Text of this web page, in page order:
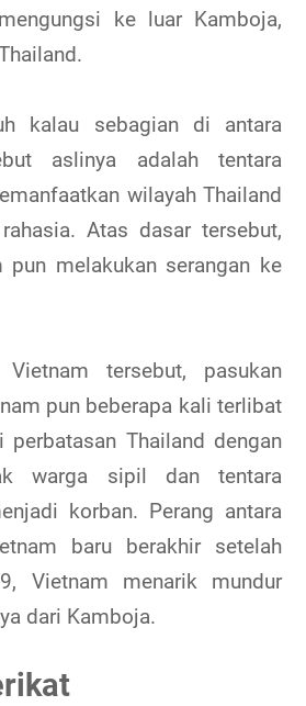
ke luar Kamboja,
kalau sebagian di antara
aslinya adalah tentara
wilayah Thailand
Atas dasar tersebut,
pun melakukan serangan ke
tersebut, pasukan
pun beberapa kali terlibat
Thailand dengan
warga sipil dan tentara
korban. Perang antara
baru berakhir setelah
Vietnam menarik mundur
dari Kamboja.